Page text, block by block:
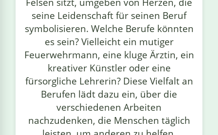
seine Leidenschaft für seinen Beruf
symbolisieren. Welche Berufe könnten
es sein? Vielleicht ein mutiger
Feuerwehrmann, eine kluge Ärztin, ein
kreativer Künstler oder eine
fürsorgliche Lehrerin? Diese Vielfalt an
Berufen lädt dazu ein, über die
verschiedenen Arbeiten
nachzudenken, die Menschen täglich